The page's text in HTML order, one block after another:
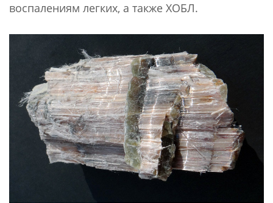
воспалениям легких, а также ХОБЛ.